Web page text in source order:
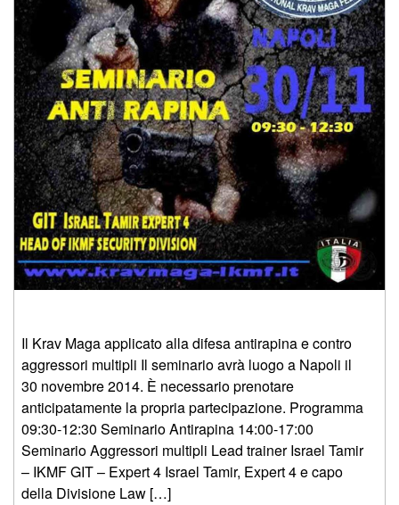
Il Krav Maga applicato alla difesa antirapina e contro
aggressori multipli Il seminario avrà luogo a Napoli il
30 novembre 2014. È necessario prenotare
anticipatamente la propria partecipazione. Programma
09:30-12:30 Seminario Antirapina 14:00-17:00
Seminario Aggressori multipli Lead trainer Israel Tamir
– IKMF GIT – Expert 4 Israel Tamir, Expert 4 e capo
della Divisione Law […]